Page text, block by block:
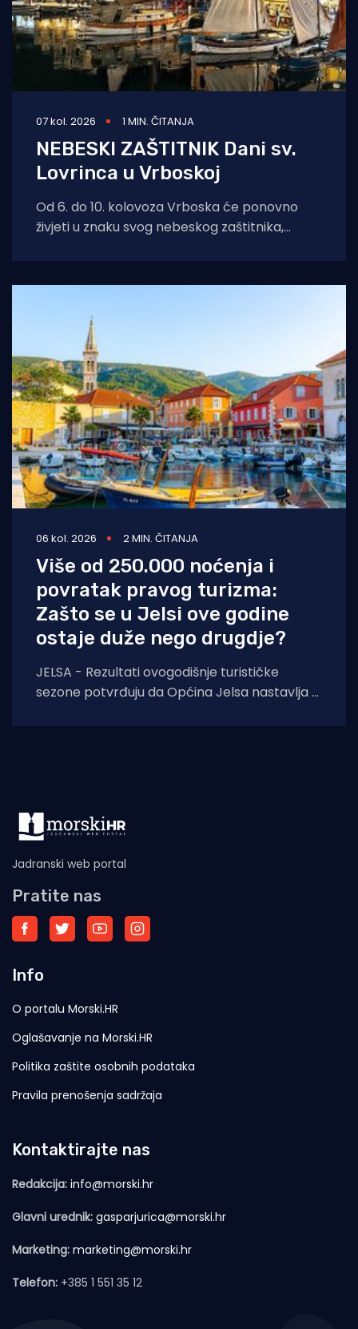
07 kol. 2026 1 MIN. ČITANJA
NEBESKI ZAŠTITNIK Dani sv.
Lovrinca u Vrboskoj
Od 6. do 10. kolovoza Vrboska će ponovno
živjeti u znaku svog nebeskog zaštitnika,
06 kol. 2026 2 MIN. ČITANJA
Više od 250.000 noćenja i
povratak pravog turizma:
Zašto se u Jelsi ove godine
ostaje duže nego drugdje?
JELSA - Rezultati ovogodišnje turističke
sezone potvrđuju da Općina Jelsa nastavlja u
Jadranski web portal
Pratite nas
Info
O portalu Morski.HR
Oglašavanje na Morski.HR
Politika zaštite osobnih podataka
Pravila prenošenja sadržaja
Kontaktirajte nas
Redakcija: info@morski.hr
Glavni urednik: gasparjurica@morski.hr
Marketing: marketing@morski.hr
Telefon: +385 1 551 35 12